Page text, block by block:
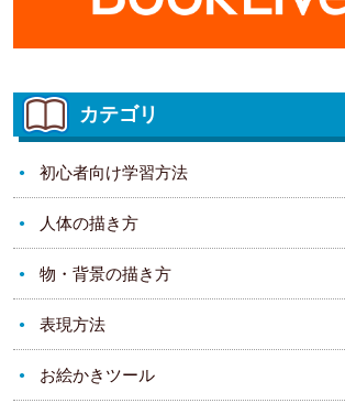
カテゴリ
初心者向け学習方法
人体の描き方
物・背景の描き方
表現方法
お絵かきツール